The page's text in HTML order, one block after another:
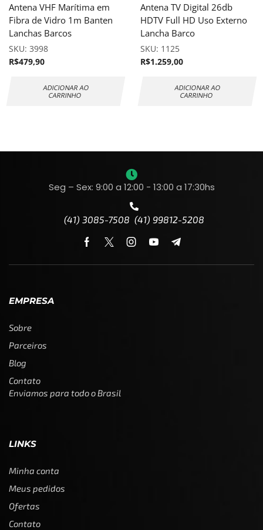
Antena VHF Marítima em
Fibra de Vidro 1m Banten
Lanchas Barcos
SKU: 3998
R$479,90
ADICIONAR AO
CARRINHO
Antena TV Digital 26db
HDTV Full HD Uso Externo
Lancha Barco
SKU: 1125
R$1.259,00
ADICIONAR AO
CARRINHO
Seg – Sex: 9:00 a 12:00 - 13:00 a 17:30hs
(41) 3085-7508 (41) 99812-5208
EMPRESA
Sobre
Parceiros
Blog
Contato
Enviamos para todo o Brasil
LINKS
Minha conta
Meus pedidos
Ofertas
Contato